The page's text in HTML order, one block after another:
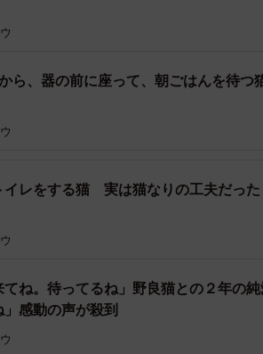
ら、器の前に座って、朝ごはんを待つ
イレをする猫 実は猫なりの工夫だった
てね。待ってるね」野良猫との２年の
感動の声が殺到